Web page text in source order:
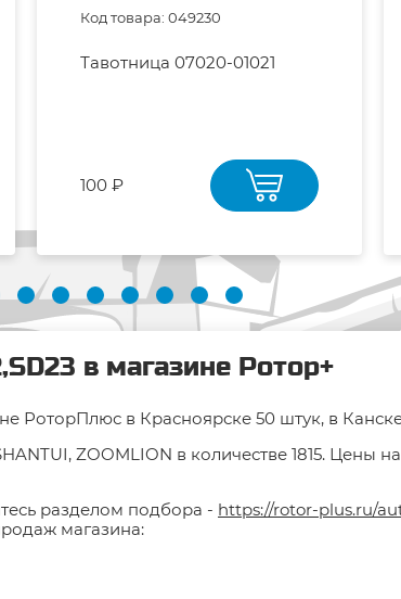
Код товара: 049230
Тавотница 07020-01021
100 ₽
в магазине Ротор+
РоторПлюс в Красноярске 50 штук, в
ZOOMLION в количестве 1815. Цены
разделом подбора - https://rotor-plus.ru/
магазина: